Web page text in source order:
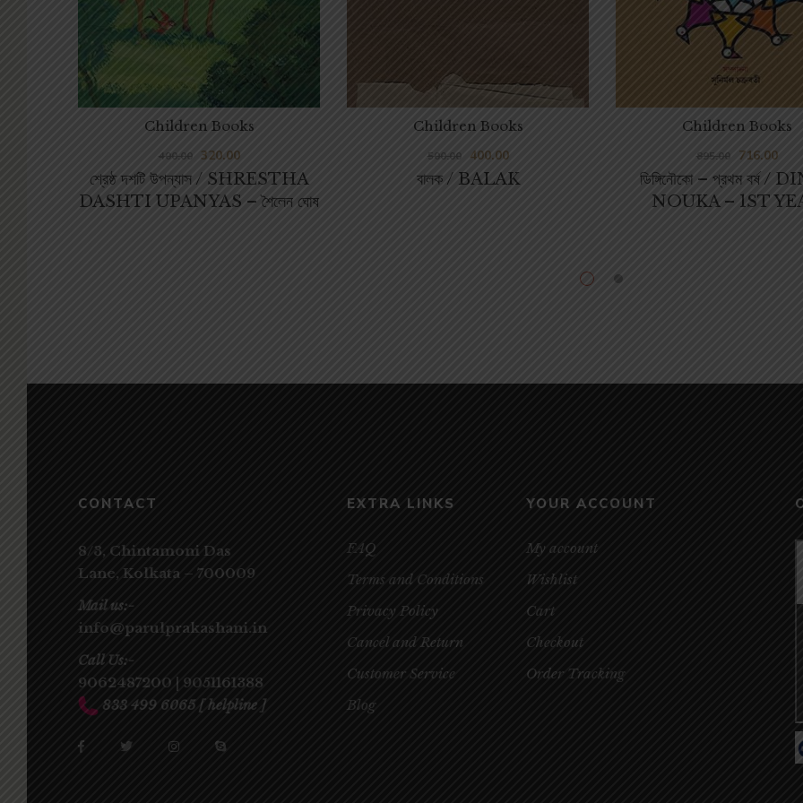
শ্রেষ্ঠ দশটি উপন্যাস / SHRESTHA
DASHTI UPANYAS – শৈলেন ঘোষ
Children Books
400.00 320.00
বালক / BALAK
Children Books
500.00 400.00
ডিঙ্গিনৌকো – প্রথম বর্ষ /
NOUKA – 1ST
Children Books
895.00 716.00
CONTACT
8/3, Chintamoni Das
Lane, Kolkata – 700009
Mail us:-
info@parulprakashani.in
Call Us:-
9062487200 | 9051161388
833 499 6065 [ helpline ]
EXTRA LINKS
FAQ
Terms and Conditions
Privacy Policy
Cancel and Return
Customer Service
Blog
YOUR ACCOUNT
My account
Wishlist
Cart
Checkout
Order Tracking